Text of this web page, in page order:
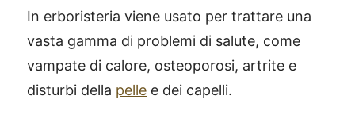
In erboristeria viene usato per trattare una
vasta gamma di problemi di salute, come
vampate di calore, osteoporosi, artrite e
disturbi della pelle e dei capelli.